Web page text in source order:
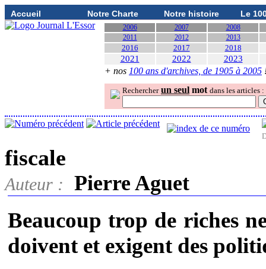
Accueil Notre Charte Notre histoire Le
2006 2007
2008
2011
2012 2013
2016 2017 2018
2021 2022 2023
+ nos 100 ans d'archives, de 1905 à 2005
Rechercher un seul mot dans les articles :
fiscale
Auteur : Pierre Aguet
Beaucoup trop de riches
doivent et exigent des